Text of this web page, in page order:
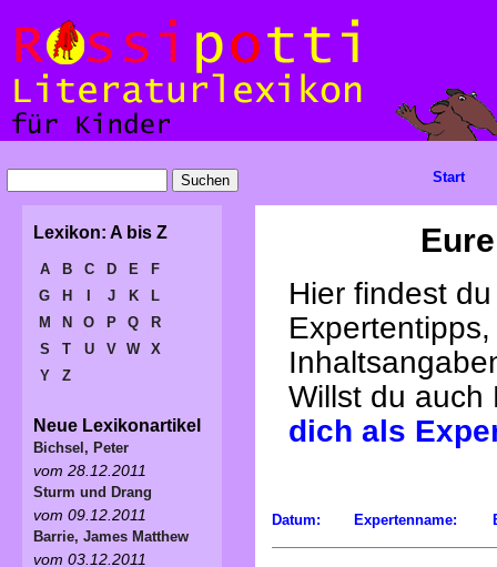
Hier findest
Willst du
dich als
Datum: Expertenname:
Start
Lexikon: A bis Z
A B C D E
F
G
H J K
L
M
N O P Q
R
S
T U V W
X
Y
Z
Neue Lexikonartikel
Bichsel, Peter
vom 28.12.2011
Sturm und Drang
vom 09.12.2011
Barrie, James Matthew
vom 03.12.2011